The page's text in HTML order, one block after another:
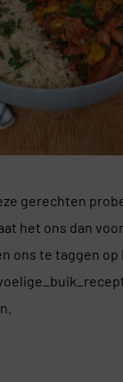
gerechten
het ons dan
ons te taggen